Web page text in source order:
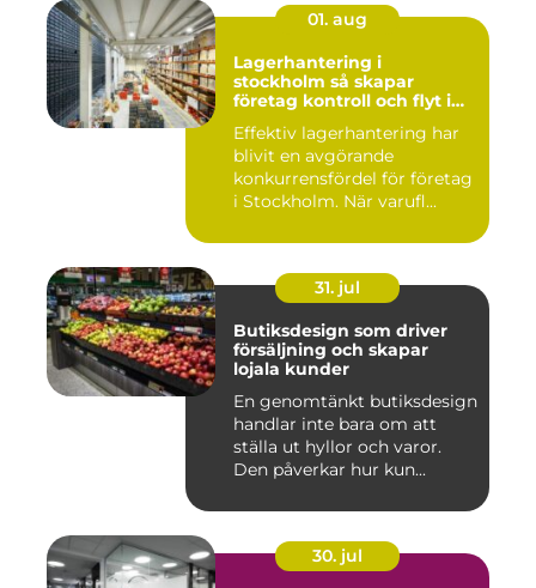
01. aug
Lagerhantering i
stockholm så skapar
företag kontroll och flyt i
Effektiv lagerhantering har
blivit en avgörande
konkurrensfördel för företag
i Stockholm. När varufl...
31. jul
Butiksdesign som driver
försäljning och skapar
lojala kunder
En genomtänkt butiksdesign
handlar inte bara om att
ställa ut hyllor och varor.
Den påverkar hur kun...
30. jul